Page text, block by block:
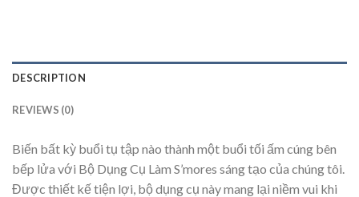
DESCRIPTION
REVIEWS (0)
Biến bất kỳ buổi tụ tập nào thành một buổi tối ấm cúng bên
bếp lửa với Bộ Dụng Cụ Làm S’mores sáng tạo của chúng tôi.
Được thiết kế tiện lợi, bộ dụng cụ này mang lại niềm vui khi